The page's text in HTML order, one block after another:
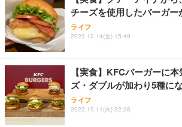
チーズを使用したバーガー
ライフ
2022.10.14(金) 15:49
【実食】KFCバーガーに
ズ・ダブルが加わり5種に
ライフ
2022.10.11(火) 22:26